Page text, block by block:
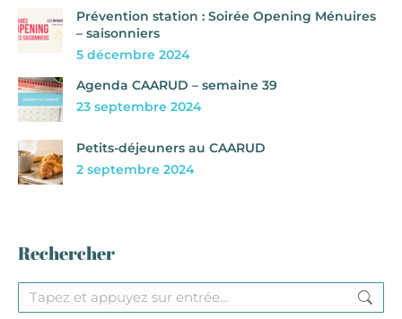
Prévention station : Soirée Opening Ménuires
– saisonniers
5 décembre 2024
Agenda CAARUD – semaine 39
23 septembre 2024
Petits-déjeuners au CAARUD
2 septembre 2024
Rechercher
Recherche